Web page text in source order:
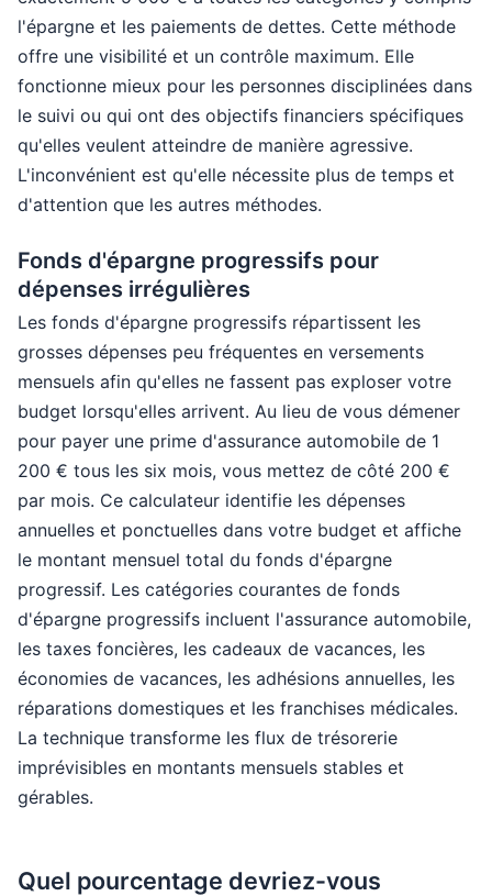
l'épargne et les paiements de dettes. Cette méthode
offre une visibilité et un contrôle maximum. Elle
fonctionne mieux pour les personnes disciplinées dans
le suivi ou qui ont des objectifs financiers spécifiques
qu'elles veulent atteindre de manière agressive.
L'inconvénient est qu'elle nécessite plus de temps et
d'attention que les autres méthodes.
Fonds d'épargne progressifs pour
dépenses irrégulières
Les fonds d'épargne progressifs répartissent les
grosses dépenses peu fréquentes en versements
mensuels afin qu'elles ne fassent pas exploser votre
budget lorsqu'elles arrivent. Au lieu de vous démener
pour payer une prime d'assurance automobile de 1
200 € tous les six mois, vous mettez de côté 200 €
par mois. Ce calculateur identifie les dépenses
annuelles et ponctuelles dans votre budget et affiche
le montant mensuel total du fonds d'épargne
progressif. Les catégories courantes de fonds
d'épargne progressifs incluent l'assurance automobile,
les taxes foncières, les cadeaux de vacances, les
économies de vacances, les adhésions annuelles, les
réparations domestiques et les franchises médicales.
La technique transforme les flux de trésorerie
imprévisibles en montants mensuels stables et
gérables.
Quel pourcentage devriez-vous